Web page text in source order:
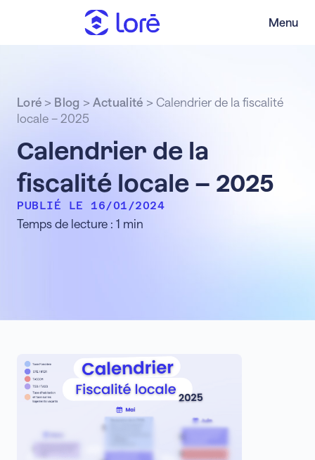
Menu
Calendrier de la
fiscalité locale – 2025
PUBLIÉ LE 16/01/2024
Temps de lecture : 1 min
Loré > Blog > Actualité > Calendrier de la fiscalité
locale – 2025